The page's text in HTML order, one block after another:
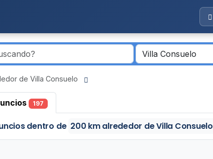
de Villa Consuelo
197
dentro de 200 km alrededor de Villa Consuelo